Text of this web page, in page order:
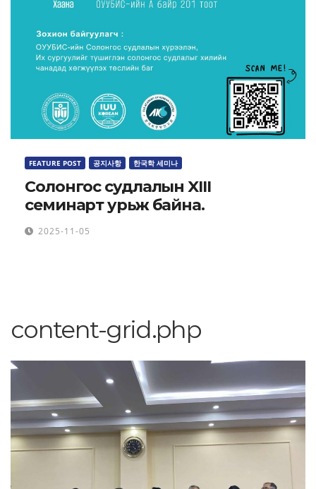
FEATURE POST 공지사항 한국학 세미나
Солонгос судлалын XIII
семинарт урьж байна.
2025-11-05
content-grid.php